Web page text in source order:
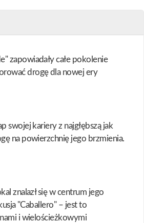
zapowiadały całe pokolenie
drogę dla nowej ery
swojej kariery z najgłębszą jak
na powierzchnię jego brzmienia.
znalazł się w centrum jego
"Caballero" – jest to
i wielościeżkowymi